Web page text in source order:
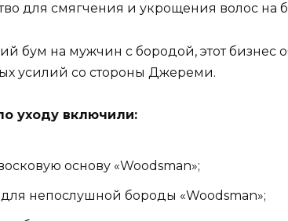
для смягчения и укрощения волос на
бум на мужчин с бородой, этот бизнес
усилий со стороны Джереми.
уходу включили:
основу «Woodsman»;
непослушной бороды «Woodsman»;